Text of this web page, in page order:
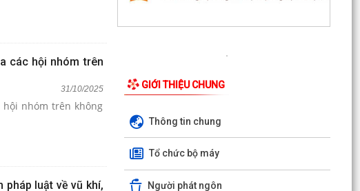
các hội nhóm trên
31/10/2025
nhóm trên không
pháp luật về vũ khí,
GIỚI THIỆU CHUNG
Thông tin chung
Tổ chức bộ máy
Người phát ngôn